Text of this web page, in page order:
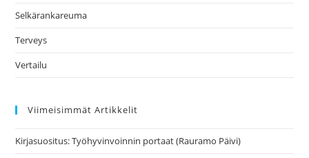
Selkärankareuma
Terveys
Vertailu
Viimeisimmät Artikkelit
Kirjasuositus: Työhyvinvoinnin portaat (Rauramo Päivi)